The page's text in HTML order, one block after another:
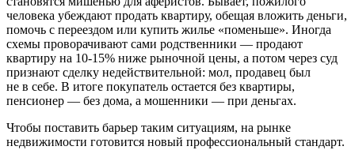
человека убеждают продать квартиру, обещая вложить деньги,
помочь с переездом или купить жилье «поменьше». Иногда
схемы проворачивают сами родственники — продают
квартиру на 10-15% ниже рыночной цены, а потом через суд
признают сделку недействительной: мол, продавец был
не в себе. В итоге покупатель остается без квартиры,
пенсионер — без дома, а мошенники — при деньгах.
Чтобы поставить барьер таким ситуациям, на рынке
недвижимости готовится новый профессиональный стандарт.